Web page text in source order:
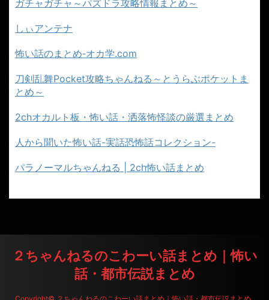
ガチャガチャ～パズドラ攻略情報まとめ～
しぃアンテナ
怖い話のまとめ‐オカ学.com
刀剣乱舞Pocket攻略ちゃんねる～とうらぶポケットま
とめ～
2chオカルト板・怖い話・洒落怖怪談の厳選まとめ
人から聞いた怖い話-実話恐怖話コレクション-
パラノーマルちゃんねる | 2ch怖い話まとめ
２ちゃんねるのこわーい話まとめ｜怖い
話・都市伝説まとめ